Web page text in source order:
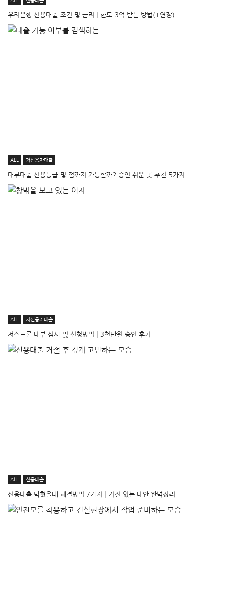
우리은행 신용대출 조건 및 금리│한도 3억 받는 방법(+연장)
ALL 저신용자대출
대부대출 신용등급 몇 점까지 가능할까? 승인 쉬운 곳 추천 5가지
ALL 저신용자대출
저스트론 대부 심사 및 신청방법│3천만원 승인 후기
ALL 신용대출
신용대출 막혔을때 해결방법 7가지│거절 없는 대안 완벽정리